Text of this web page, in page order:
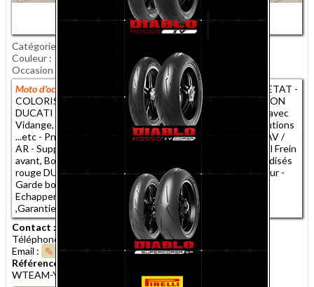
Catégorie
Couleur
Options
Aucune
Occasion
Première main
Moto d'occasion :
DUCATI MONSTER 1200 S EXCELLENT ETAT -
COLORIS ROSSO - ENTRETIENS REGULIERS CONCESSION
DUCATI - Dernier entretien complet fait AMR Vittel 0 km avec
Vidange, remplacement Bougies, Filtres, Courroies distributions
...etc - Pneus neufs - Version S avec Amortisseurs Ohlins AV /
AR - Support plaque immat court, petits clignotants - Bocal Frein
avant, Bocal Maitre Cylindre et Récepteur embrayage Anodisés
rouge DUCATI Performance - Capot de selle - Sabot moteur -
Garde boue avant carbone - C/C protection réservoir -
Echappement AKRAPOVIC - AMR.31880.5846.1422.109.
,Garantie 3 mois
Contact :
Téléphone : 03 29 08 45 32
Email :
Envoyer un message
Référence de l'annonce :
WTEAM-Y-2373845